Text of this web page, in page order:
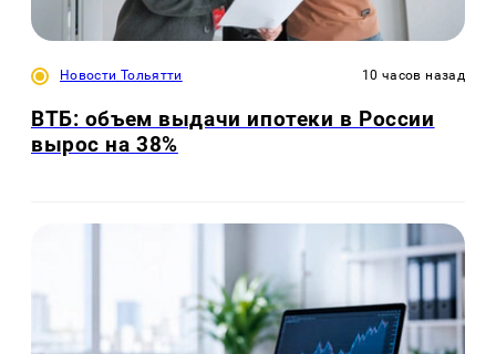
Новости Тольятти 10 часов назад
ВТБ: объем выдачи ипотеки в России
вырос на 38%